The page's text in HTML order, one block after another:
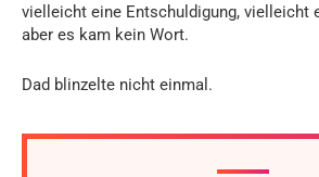
vielleicht eine Entschuldigung, vielleicht
aber es kam kein Wort.
Dad blinzelte nicht einmal.